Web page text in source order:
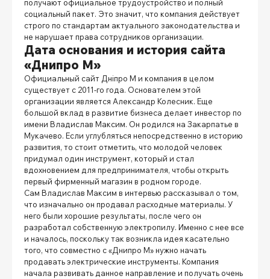
получают официальное трудоустройство и полный
социальный пакет. Это значит, что компания действует
строго по стандартам актуального законодательства и
не нарушает права сотрудников организации.
Дата основания и история сайта
«Днипро М»
Официальный сайт Дніпро М и компания в целом
существует с 2011-го года. Основателем этой
организации является Александр Колесник. Еще
большой вклад в развитие бизнеса делает инвестор по
имени Владислав Максим. Он родился на Закарпатье в
Мукачево. Если углубляться непосредственно в историю
развития, то стоит отметить, что молодой человек
придумал один инструмент, который и стал
вдохновением для предпринимателя, чтобы открыть
первый фирменный магазин в родном городе.
Сам Владислав Максим в интервью рассказывал о том,
что изначально он продавал расходные материалы. У
него были хорошие результаты, после чего он
разработал собственную электропилу. Именно с нее все
и началось, поскольку так возникла идея касательно
того, что совместно с «Днипро М» нужно начать
продавать электрические инструменты. Компания
начала развивать данное направление и получать очень